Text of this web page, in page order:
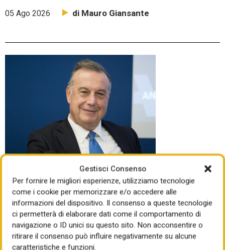
Gestisci Consenso
Per fornire le migliori esperienze, utilizziamo tecnologie
come i cookie per memorizzare e/o accedere alle
informazioni del dispositivo. Il consenso a queste tecnologie
ci permetterà di elaborare dati come il comportamento di
navigazione o ID unici su questo sito. Non acconsentire o
ritirare il consenso può influire negativamente su alcune
caratteristiche e funzioni.
05 Ago 2026 di Mauro Giansante
Giovedì 6 l’Assemblea plenaria del
Consiglio superiore dei lavori
pubblici sdogana il Ponte. “Via
libera con prescrizioni”. Non
saranno né poche né leggere (350